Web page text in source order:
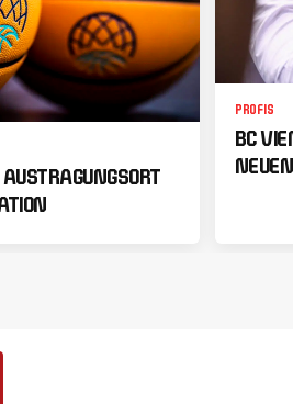
PROFIS
BC